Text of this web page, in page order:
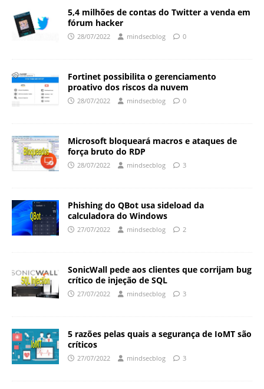
5,4 milhões de contas do Twitter a venda em
fórum hacker
28/07/2022 mindsecblog 0
Fortinet possibilita o gerenciamento
proativo dos riscos da nuvem
28/07/2022 mindsecblog 0
Microsoft bloqueará macros e ataques de
força bruto do RDP
28/07/2022 mindsecblog 3
Phishing do QBot usa sideload da
calculadora do Windows
27/07/2022 mindsecblog 2
SonicWall pede aos clientes que corrijam bug
crítico de injeção de SQL
27/07/2022 mindsecblog 3
5 razões pelas quais a segurança de IoMT são
críticos
27/07/2022 mindsecblog 3